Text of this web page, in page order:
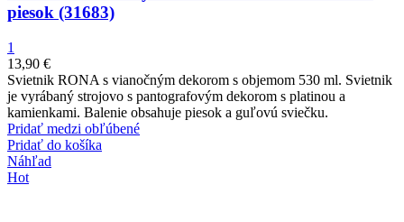
piesok (31683)
1
13,90 €
Svietnik RONA s vianočným dekorom s objemom 530 ml. Svietnik
je vyrábaný strojovo s pantografovým dekorom s platinou a
kamienkami. Balenie obsahuje piesok a guľovú sviečku.
Pridať medzi obľúbené
Pridať do košíka
Náhľad
Hot